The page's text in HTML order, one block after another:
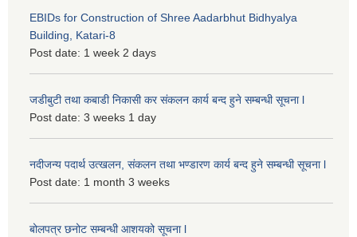
EBIDs for Construction of Shree Aadarbhut Bidhyalya
Building, Katari-8
Post date: 1 week 2 days
जडीबुटी तथा कबाडी निकासी कर संकलन कार्य बन्द हुने सम्बन्धी सूचना l
Post date: 3 weeks 1 day
नदीजन्य पदार्थ उत्खलन, संकलन तथा भण्डारण कार्य बन्द हुने सम्बन्धी सूचना l
Post date: 1 month 3 weeks
बोलपत्र छनोट सम्बन्धी आशयको सूचना l